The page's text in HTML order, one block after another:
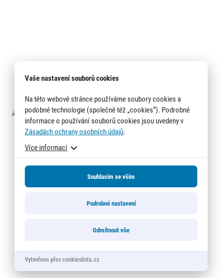
Vaše nastavení souborů cookies
Na této webové stránce používáme soubory cookies a
podobné technologie (společně též „cookies“). Podrobné
informace o používání souborů cookies jsou uvedeny v
Zásadách ochrany osobních údajů.
Více informací
Souhlasím se vším
Podrobné nastavení
Odmítnout vše
Vytvořeno přes cookieslista.cz